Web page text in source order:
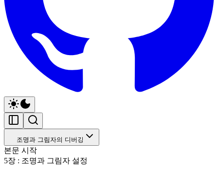
조명과 그림자의 디버깅
본문 시작
5장 : 조명과 그림자 설정